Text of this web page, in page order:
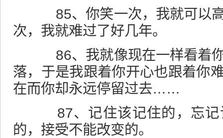
85、你笑一次，我就可以高
次，我就难过了好几年。
86、我就像现在一样看着你
落，于是我跟着你开心也跟着你
在而你却永远停留过去……
87、记住该记住的，忘记
的，接受不能改变的。